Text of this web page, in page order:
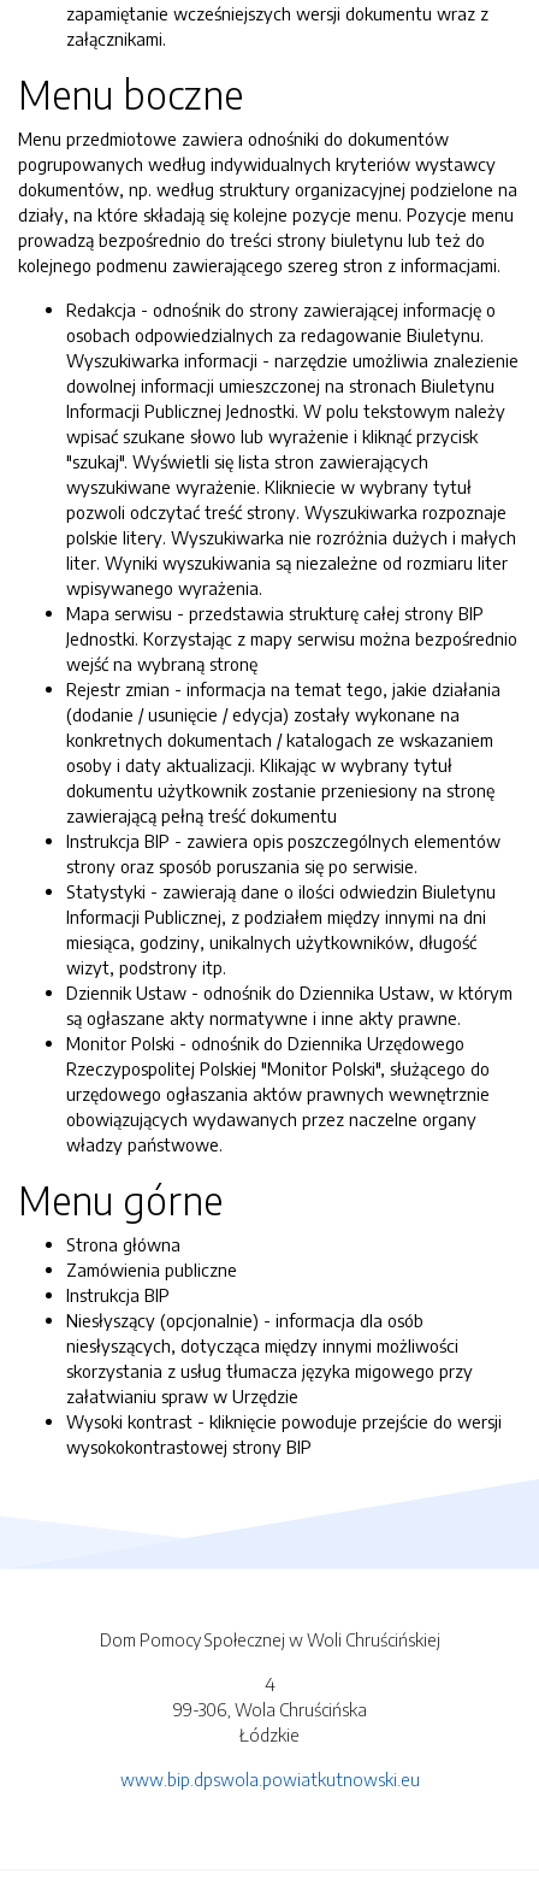
zapamiętanie wcześniejszych wersji dokumentu wraz z
załącznikami.
Menu boczne
Menu przedmiotowe zawiera odnośniki do dokumentów
pogrupowanych według indywidualnych kryteriów wystawcy
dokumentów, np. według struktury organizacyjnej podzielone na
działy, na które składają się kolejne pozycje menu. Pozycje menu
prowadzą bezpośrednio do treści strony biuletynu lub też do
kolejnego podmenu zawierającego szereg stron z informacjami.
Redakcja - odnośnik do strony zawierającej informację o
osobach odpowiedzialnych za redagowanie Biuletynu.
Wyszukiwarka informacji - narzędzie umożliwia znalezienie
dowolnej informacji umieszczonej na stronach Biuletynu
Informacji Publicznej Jednostki. W polu tekstowym należy
wpisać szukane słowo lub wyrażenie i kliknąć przycisk
"szukaj". Wyświetli się lista stron zawierających
wyszukiwane wyrażenie. Klikniecie w wybrany tytuł
pozwoli odczytać treść strony. Wyszukiwarka rozpoznaje
polskie litery. Wyszukiwarka nie rozróżnia dużych i małych
liter. Wyniki wyszukiwania są niezależne od rozmiaru liter
wpisywanego wyrażenia.
Mapa serwisu - przedstawia strukturę całej strony BIP
Jednostki. Korzystając z mapy serwisu można bezpośrednio
wejść na wybraną stronę
Rejestr zmian - informacja na temat tego, jakie działania
(dodanie / usunięcie / edycja) zostały wykonane na
konkretnych dokumentach / katalogach ze wskazaniem
osoby i daty aktualizacji. Klikając w wybrany tytuł
dokumentu użytkownik zostanie przeniesiony na stronę
zawierającą pełną treść dokumentu
Instrukcja BIP - zawiera opis poszczególnych elementów
strony oraz sposób poruszania się po serwisie.
Statystyki - zawierają dane o ilości odwiedzin Biuletynu
Informacji Publicznej, z podziałem między innymi na dni
miesiąca, godziny, unikalnych użytkowników, długość
wizyt, podstrony itp.
Dziennik Ustaw - odnośnik do Dziennika Ustaw, w którym
są ogłaszane akty normatywne i inne akty prawne.
Monitor Polski - odnośnik do Dziennika Urzędowego
Rzeczypospolitej Polskiej "Monitor Polski", służącego do
urzędowego ogłaszania aktów prawnych wewnętrznie
obowiązujących wydawanych przez naczelne organy
władzy państwowe.
Menu górne
Strona główna
Zamówienia publiczne
Instrukcja BIP
Niesłyszący (opcjonalnie) - informacja dla osób
niesłyszących, dotycząca między innymi możliwości
skorzystania z usług tłumacza języka migowego przy
załatwianiu spraw w Urzędzie
Wysoki kontrast - kliknięcie powoduje przejście do wersji
wysokokontrastowej strony BIP
Dom Pomocy Społecznej w Woli Chruścińskiej
4
99-306, Wola Chruścińska
Łódzkie
www.bip.dpswola.powiatkutnowski.eu